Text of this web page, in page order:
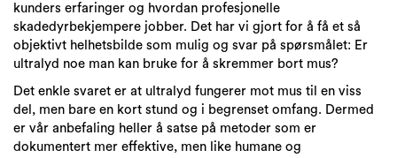
kunders erfaringer og hvordan profesjonelle
skadedyrbekjempere jobber. Det har vi gjort for å få et så
objektivt helhetsbilde som mulig og svar på spørsmålet: Er
ultralyd noe man kan bruke for å skremmer bort mus?
Det enkle svaret er at ultralyd fungerer mot mus til en viss
del, men bare en kort stund og i begrenset omfang. Dermed
er vår anbefaling heller å satse på metoder som er
dokumentert mer effektive, men like humane og